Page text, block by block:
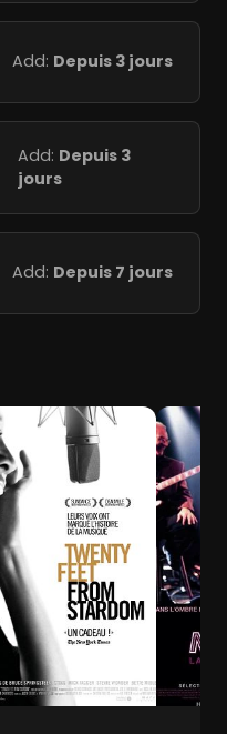
Add: Depuis 3 jours
Add: Depuis 3
jours
Add: Depuis 7 jours